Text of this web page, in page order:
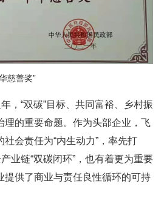
慈善奖”
，“双碳”目标、共同富裕、乡村振
理的重要命题。作为头部企业，飞
会责任为“内生动力”，率先打
业链“双碳闭环”，也有着更为重要
提供了商业与责任良性循环的可持